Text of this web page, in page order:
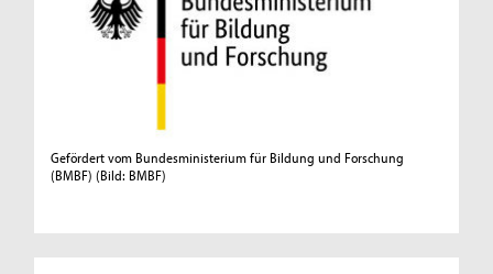
Gefördert vom Bundesministerium für Bildung und Forschung
(BMBF) (Bild: BMBF)